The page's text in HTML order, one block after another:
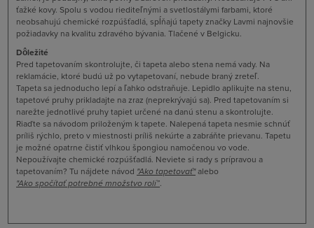
ťažké kovy. Spolu s vodou riediteľnými a svetlostálymi farbami, ktoré
neobsahujú chemické rozpúšťadlá, spĺňajú tapety značky Lavmi najnovšie
požiadavky na kvalitu zdravého bývania. Tlačené v Belgicku.
Dôležité
Pred tapetovaním skontrolujte, či tapeta alebo stena nemá vady. Na
reklamácie, ktoré budú už po vytapetovaní, nebude braný zreteľ.
Tapeta sa jednoducho lepí a ľahko odstraňuje. Lepidlo aplikujte na stenu,
tapetové pruhy prikladajte na zraz (neprekrývajú sa). Pred tapetovaním si
narežte jednotlivé pruhy tapiet určené na danú stenu a skontrolujte.
Riaďte sa návodom priloženým k tapete. Nalepená tapeta nesmie schnúť
príliš rýchlo, preto v miestnosti príliš nekúrte a zabráňte prievanu. Tapetu
je možné opatrne čistiť vlhkou špongiou namočenou vo vode.
Nepoužívajte chemické rozpúšťadlá. Neviete si rady s prípravou a
tapetovaním? Tu nájdete návod "Ako tapetovať"alebo
"Ako spočítať potrebné množstvo rolí”.